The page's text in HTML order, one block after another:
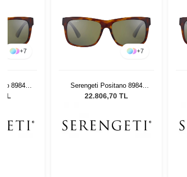
+7
8984
TL
+7
Serengeti Positano 8984
Erkek Güneş Gözlüğü
22.806,70 TL